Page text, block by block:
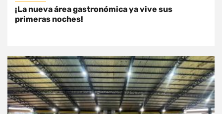
¡La nueva área gastronómica ya vive sus
primeras noches!